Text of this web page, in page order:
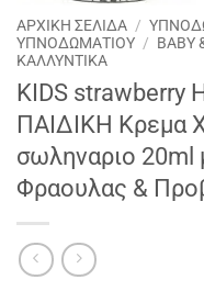
ΑΡΧΙΚΉ ΣΕΛΊΔΑ /
ΥΠΝΟΔΩΜΑΤΙΟΥ / BABY
ΚΑΛΛΥΝΤΙΚΑ
KIDS strawberry
ΠΑΙΔΙΚΗ Κρεμα
σωληναριο
Φραουλας &